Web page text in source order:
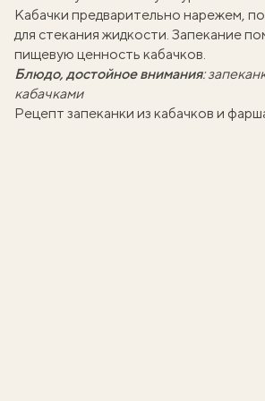
Кабачки предварительно нарежем,
для стекания жидкости. Запекание
пищевую ценность кабачков.
Блюдо, достойное внимания:
кабачками
Рецепт запеканки из кабачков и